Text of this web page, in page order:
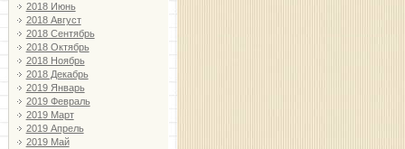
2018 Июнь
2018 Август
2018 Сентябрь
2018 Октябрь
2018 Ноябрь
2018 Декабрь
2019 Январь
2019 Февраль
2019 Март
2019 Апрель
2019 Май